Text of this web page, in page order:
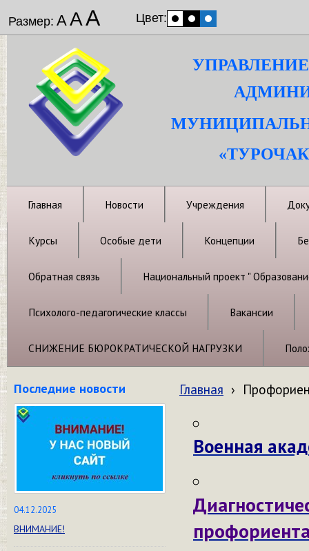
Размер: ААА Цвет:
Главная Новости Учреждения
Курсы Особые дети Концепции
Обратная связь Национальный проект "
Психолого-педагогические классы Вакансии
СНИЖЕНИЕ БЮРОКРАТИЧЕСКОЙ НАГРУЗКИ
Последние новости
04.12.2025
ВНИМАНИЕ!
Главная ›
Военная